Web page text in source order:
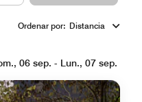
Ordenar por: Distancia
06 sep. - Lun., 07 sep.